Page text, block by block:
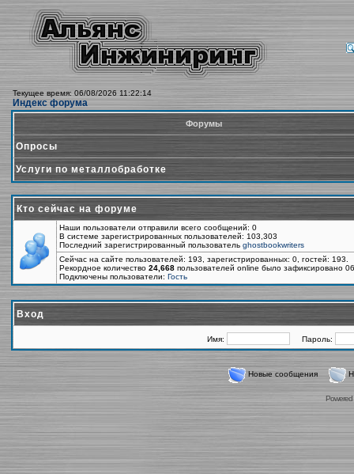
Текущее время: 06/08/2026 11:22:14
Индекс форума
Форумы
Опросы
Услуги по металлобработке
Кто сейчас на форуме
Наши пользователи отправили всего сообщений: 0
В системе зарегистрированных пользователей: 103,303
Последний зарегистрированный пользователь ghostbookwriters
Сейчас на сайте пользователей: 193, зарегистрированных: 0, гостей:
Рекордное количество 24,668 пользователей online было зафиксировано
Подключены пользователи: Гость
Вход
Имя: Пароль:
Новые сообщения